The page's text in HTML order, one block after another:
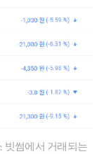
빗썸에서 거래되는